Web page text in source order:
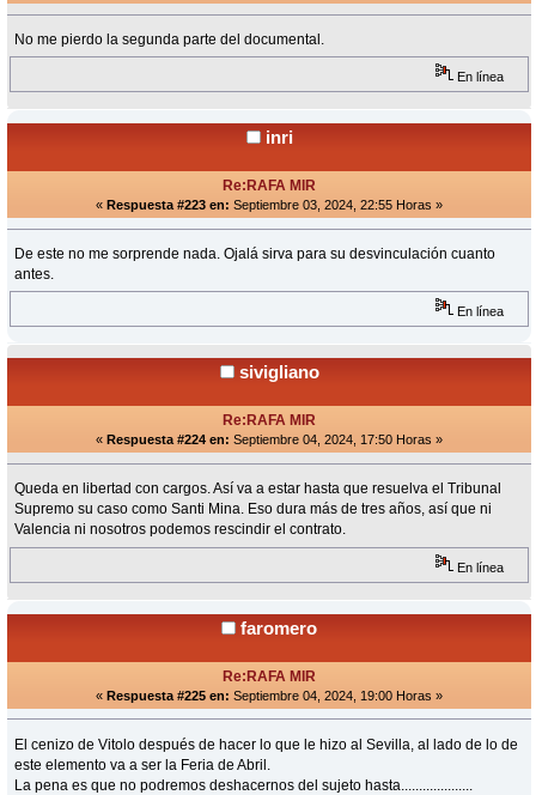
No me pierdo la segunda parte del documental.
En línea
inri
Re:RAFA MIR
« Respuesta #223 en: Septiembre 03, 2024, 22:55 Horas »
De este no me sorprende nada. Ojalá sirva para su desvinculación cuanto
antes.
En línea
sivigliano
Re:RAFA MIR
« Respuesta #224 en: Septiembre 04, 2024, 17:50 Horas »
Queda en libertad con cargos. Así va a estar hasta que resuelva el Tribunal
Supremo su caso como Santi Mina. Eso dura más de tres años, así que ni
Valencia ni nosotros podemos rescindir el contrato.
En línea
faromero
Re:RAFA MIR
« Respuesta #225 en: Septiembre 04, 2024, 19:00 Horas »
El cenizo de Vitolo después de hacer lo que le hizo al Sevilla, al lado de lo de
este elemento va a ser la Feria de Abril.
La pena es que no podremos deshacernos del sujeto hasta....................